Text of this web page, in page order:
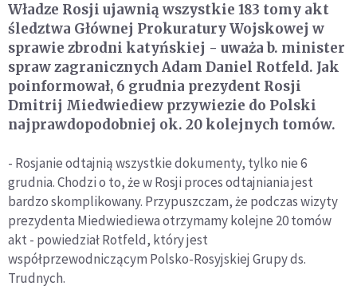
Władze Rosji ujawnią wszystkie 183 tomy akt
śledztwa Głównej Prokuratury Wojskowej w
sprawie zbrodni katyńskiej - uważa b. minister
spraw zagranicznych Adam Daniel Rotfeld. Jak
poinformował, 6 grudnia prezydent Rosji
Dmitrij Miedwiediew przywiezie do Polski
najprawdopodobniej ok. 20 kolejnych tomów.
- Rosjanie odtajnią wszystkie dokumenty, tylko nie 6
grudnia. Chodzi o to, że w Rosji proces odtajniania jest
bardzo skomplikowany. Przypuszczam, że podczas wizyty
prezydenta Miedwiediewa otrzymamy kolejne 20 tomów
akt - powiedział Rotfeld, który jest
współprzewodniczącym Polsko-Rosyjskiej Grupy ds.
Trudnych.